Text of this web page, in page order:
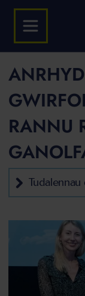
RANNU
Tudalennau